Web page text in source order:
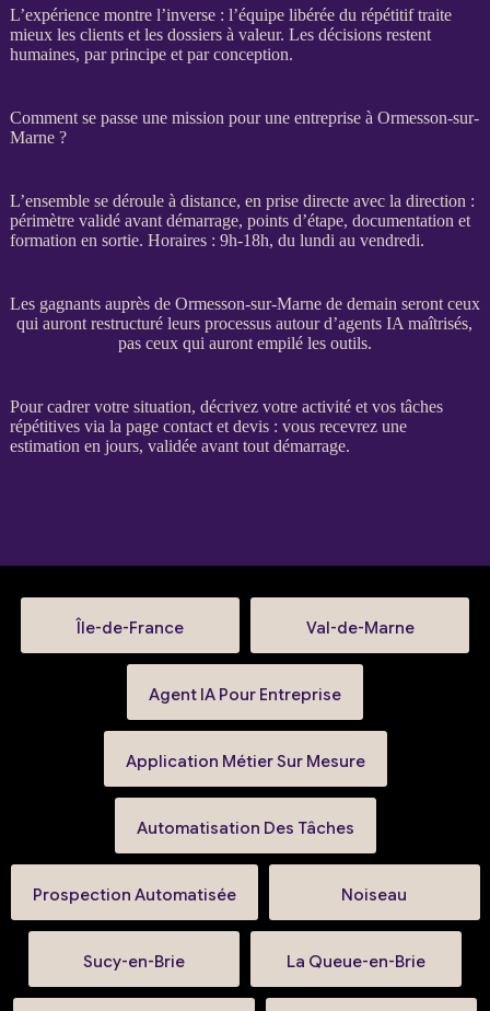
L’expérience montre l’inverse : l’équipe libérée du répétitif traite
mieux les clients et les dossiers à valeur. Les décisions restent
humaines, par principe et par conception.
Comment se passe une mission pour une entreprise à Ormesson-sur-
Marne ?
L’ensemble se déroule à distance, en prise directe avec la direction :
périmètre validé avant démarrage, points d’étape, documentation et
formation en sortie. Horaires : 9h-18h, du lundi au vendredi.
Les gagnants auprès de Ormesson-sur-Marne de demain seront ceux
qui auront restructuré leurs processus autour d’agents IA maîtrisés,
pas ceux qui auront empilé les outils.
Pourcadrervotre situation, décrivez votre activité et vos tâches
répétitives via la page contact et devis: vous recevrez une
estimation en jours, validée avant tout démarrage.
Île-de-France Val-de-Marne
Agent IA Pour Entreprise
Application Métier Sur Mesure
Automatisation Des Tâches
Prospection Automatisée Noiseau
Sucy-en-Brie La Queue-en-Brie